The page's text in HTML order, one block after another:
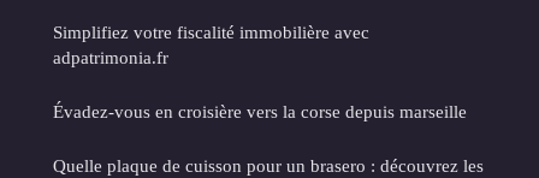
Simplifiez votre fiscalité immobilière avec
adpatrimonia.fr
Évadez-vous en croisière vers la corse depuis marseille
Quelle plaque de cuisson pour un brasero : découvrez les